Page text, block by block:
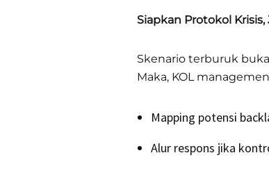
Siapkan Protokol
Skenario terburuk
Maka, KOL
Mapping potensi
Alur respons jika